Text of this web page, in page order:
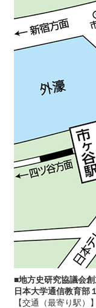
■地方史研究協議会
日本大学通信教育部
【交通（最寄り駅）】